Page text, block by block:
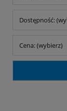
Dostępność:
Cena: (wybierz)